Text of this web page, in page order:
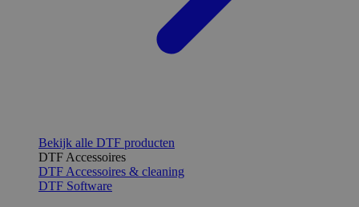
Bekijk alle DTF producten
DTF Accessoires
DTF Accessoires & cleaning
DTF Software